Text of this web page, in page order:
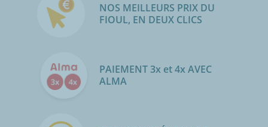
NOS MEILLEURS PRIX DU
FIOUL, EN DEUX CLICS
PAIEMENT 3x et 4x AVEC
ALMA